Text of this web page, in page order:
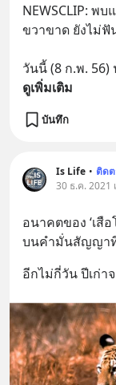
NEWSCLIP: พ
ขวาขาด ยังไม่
วันนี้ (8 ก.พ.
ดูเพิ่มเติม
บันทึก
Is Life • ติด
30 ธ.ค. 2021
อนาคตของ ‘เสือ
บนคำมั่นสัญญา
อีกไม่กี่วัน ปีเก่า